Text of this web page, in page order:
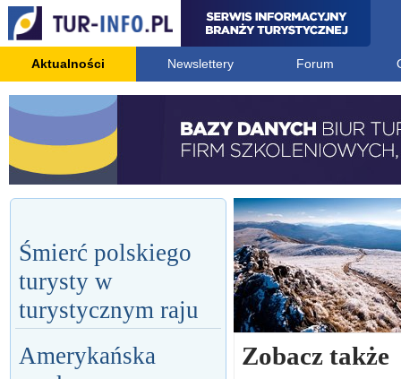
Aktualności Newslettery Forum
Śmierć polskiego
turysty w
turystycznym raju
Amerykańska
Zobacz także